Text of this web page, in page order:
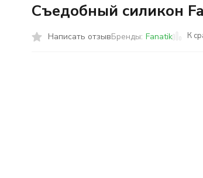
Съедобный силикон
Написать отзывБренды: Fanatik К